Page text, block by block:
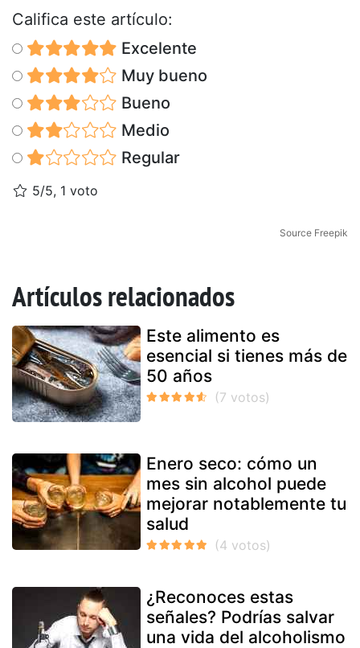
Califica este artículo:
Excelente
Muy bueno
Bueno
Medio
Regular
5/5, 1 voto
Source Freepik
Artículos relacionados
Este alimento es
esencial si tienes más de
50 años
Enero seco: cómo un
mes sin alcohol puede
mejorar notablemente tu
salud
¿Reconoces estas
señales? Podrías salvar
una vida del alcoholismo